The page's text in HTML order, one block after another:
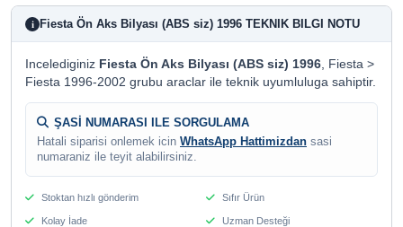
i Fiesta Ön Aks Bilyası (ABS siz) 1996 TEKNIK BILGI NOTU
Incelediginiz Fiesta Ön Aks Bilyası (ABS siz) 1996, Fiesta >
Fiesta 1996-2002 grubu araclar ile teknik uyumluluga sahiptir.
ŞASİ NUMARASI ILE SORGULAMA
Hatali siparisi onlemek icin WhatsApp Hattimizdan sasi
numaraniz ile teyit alabilirsiniz.
Stoktan hızlı gönderim Sıfır Ürün
Kolay İade Uzman Desteği